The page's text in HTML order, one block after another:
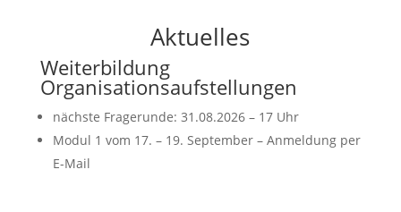
Aktuelles
Weiterbildung
Organisationsaufstellungen
nächste Fragerunde: 31.08.2026 – 17 Uhr
Modul 1 vom 17. – 19. September – Anmeldung per
E-Mail